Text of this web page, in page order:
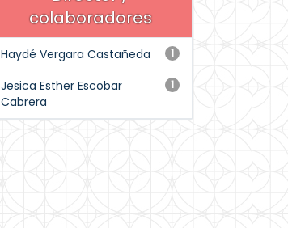
colaboradores
1
Haydé Vergara Castañeda
1
Jesica Esther Escobar
Cabrera